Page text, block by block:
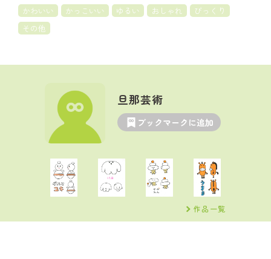
かわいい
かっこいい ゆるい おしゃれ
びっくり
その他
旦那芸術
ブックマークに追加
作品一覧